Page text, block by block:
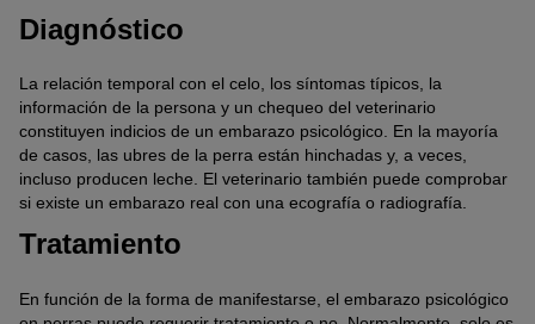
Diagnóstico
La relación temporal con el celo, los síntomas típicos, la
información de la persona y un chequeo del veterinario
constituyen indicios de un embarazo psicológico. En la mayoría
de casos, las ubres de la perra están hinchadas y, a veces,
incluso producen leche. El veterinario también puede comprobar
si existe un embarazo real con una ecografía o radiografía.
Tratamiento
En función de la forma de manifestarse, el embarazo psicológico